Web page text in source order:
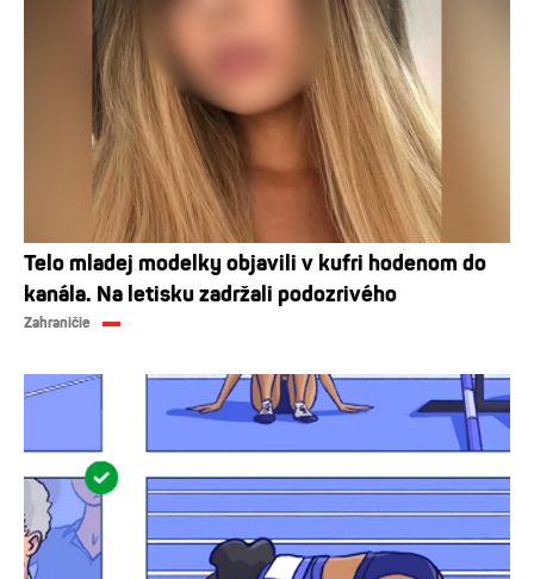
Telo mladej modelky objavili v kufri hodenom do
kanála. Na letisku zadržali podozrivého
Zahraničie